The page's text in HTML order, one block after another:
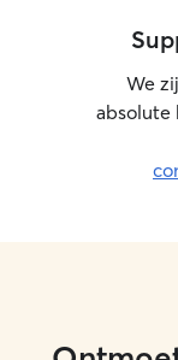
We
absolute